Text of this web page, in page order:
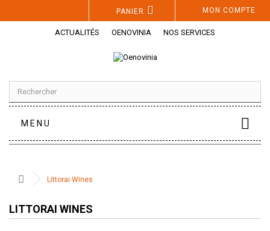
MON COMPTE
PANIER
ACTUALITÉS OENOVINIA NOS SERVICES
MENU
Littorai Wines
LITTORAI WINES